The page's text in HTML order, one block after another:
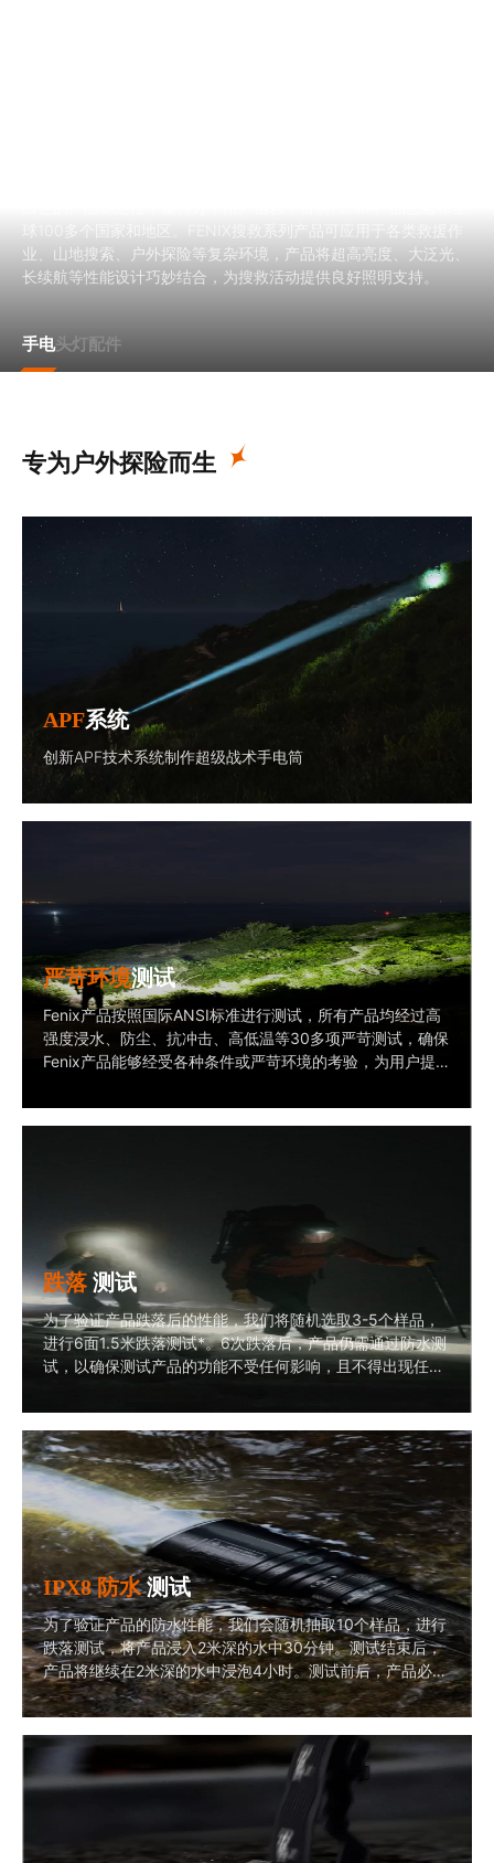
球100多个国家和地区。FENIX搜救系列产品可应用于各类救援作
业、山地搜索、户外探险等复杂环境，产品将超高亮度、大泛光、
长续航等性能设计巧妙结合，为搜救活动提供良好照明支持。
手电头灯配件
专为 户外探险而生
APF系统
创新APF技术系统制作超级战术手电筒
严苛环境测试
Fenix产品按照国际ANSI标准进行测试，所有产品均经过高
强度浸水、防尘、抗冲击、高低温等30多项严苛测试，确保
Fenix产品能够经受各种条件或严苛环境的考验，为用户提
跌落 测试
为了验证产品跌落后的性能，我们将随机选取3-5个样品，
进行6面1.5米跌落测试*。6次跌落后，产品仍需通过防水测
试，以确保测试产品的功能不受任何影响，且不得出现任何
为2米。
IPX8 防水 测试
为了验证产品的防水性能，我们会随机抽取10个样品，进行
跌落测试，将产品浸入2米深的水中30分钟。测试结束后，
产品将继续在2米深的水中浸泡4小时。测试前后，产品必须
功能正常，无渗水现象，方为通过防水测试。